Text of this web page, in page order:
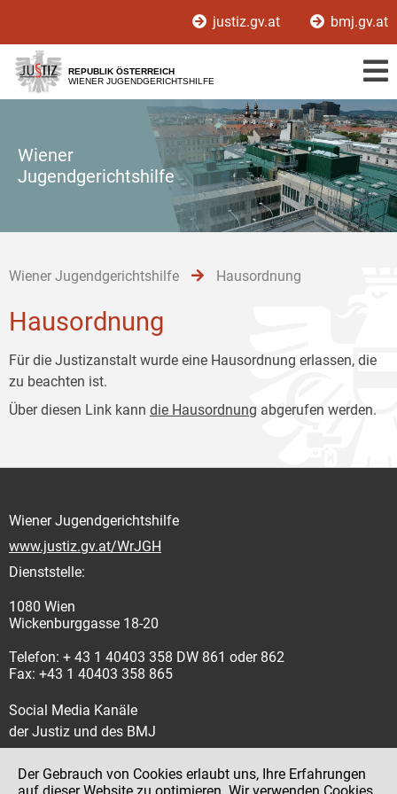
[1]
[2]
[3]
justiz.gv.at bmj.gv.at
REPUBLIK ÖSTERREICH
WIENER JUGENDGERICHTSHILFE
Wiener
Jugendgerichtshilfe
Wiener Jugendgerichtshilfe Hausordnung
Hausordnung
Für die Justizanstalt wurde eine Hausordnung erlassen, die
zu beachten ist.
Über diesen Link kann die Hausordnung abgerufen werden.
Wiener Jugendgerichtshilfe
www.justiz.gv.at/WrJGH
Dienststelle:
1080 Wien
Wickenburggasse 18-20
Telefon: + 43 1 40403 358 DW 861 oder 862
Fax: +43 1 40403 358 865
Social Media Kanäle
der Justiz und des BMJ
Der Gebrauch von Cookies erlaubt uns, Ihre Erfahrungen